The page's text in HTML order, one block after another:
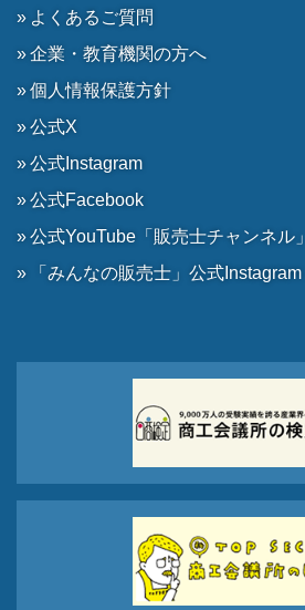
よくあるご質問
企業・教育機関の方へ
個人情報保護方針
公式X
公式Instagram
公式Facebook
公式YouTube「販売士チャンネル」
「みんなの販売士」公式Instagram